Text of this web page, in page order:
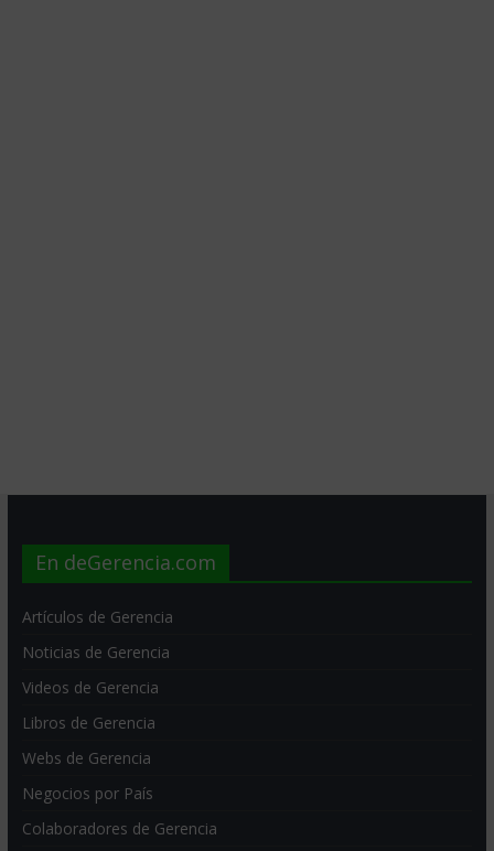
En deGerencia.com
Artículos de Gerencia
Noticias de Gerencia
Videos de Gerencia
Libros de Gerencia
Webs de Gerencia
Negocios por País
Colaboradores de Gerencia